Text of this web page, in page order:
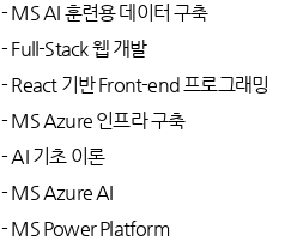
- MS AI 훈련용 데이터 구축
- Full-Stack 웹 개발
- React 기반 Front-end 프로그래밍
- MS Azure 인프라 구축
- AI 기초 이론
- MS Azure AI
- MS Power Platform